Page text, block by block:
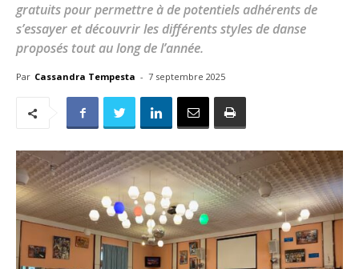
gratuits pour permettre à de potentiels adhérents de
s’essayer et découvrir les différents styles de danse
proposés tout au long de l’année.
Par Cassandra Tempesta - 7 septembre 2025